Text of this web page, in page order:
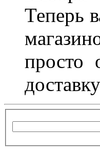
Теперь
просто